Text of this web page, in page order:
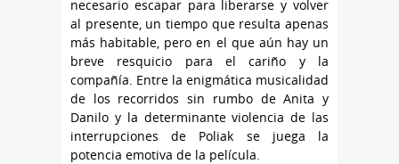
necesario escapar para liberarse y volver
al presente, un tiempo que resulta apenas
más habitable, pero en el que aún hay un
breve resquicio para el cariño y la
compañía. Entre la enigmática musicalidad
de los recorridos sin rumbo de Anita y
Danilo y la determinante violencia de las
interrupciones de Poliak se juega la
potencia emotiva de la película.